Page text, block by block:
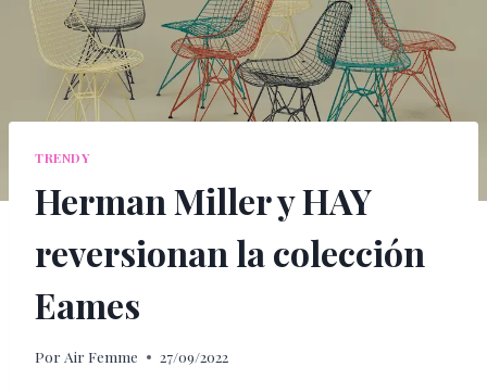
TRENDY
Herman Miller y HAY
reversionan la colección
Eames
Por Air Femme 27/09/2022